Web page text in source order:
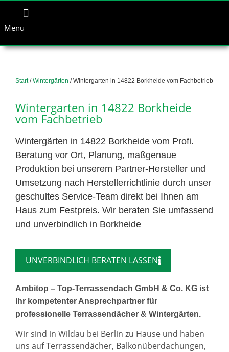
Menü
Start/Wintergärten / Wintergarten in 14822 Borkheide vom Fachbetrieb
Wintergarten in 14822 Borkheide
vom Fachbetrieb
Wintergärten in 14822 Borkheide vom Profi.
Beratung vor Ort, Planung, maßgenaue
Produktion bei unserem Partner-Hersteller und
Umsetzung nach Herstellerrichtlinie durch unser
geschultes Service-Team direkt bei Ihnen am
Haus zum Festpreis. Wir beraten Sie umfassend
und unverbindlich in Borkheide
UNVERBINDLICH BERATEN LASSEN
Ambitop – Top-Terrassendach GmbH & Co. KG ist
Ihr kompetenter Ansprechpartner für
professionelle Terrassendächer & Wintergärten.
Wir sind in Wildau bei Berlin zu Hause und haben
uns auf Terrassendächer, Balkonüberdachungen,